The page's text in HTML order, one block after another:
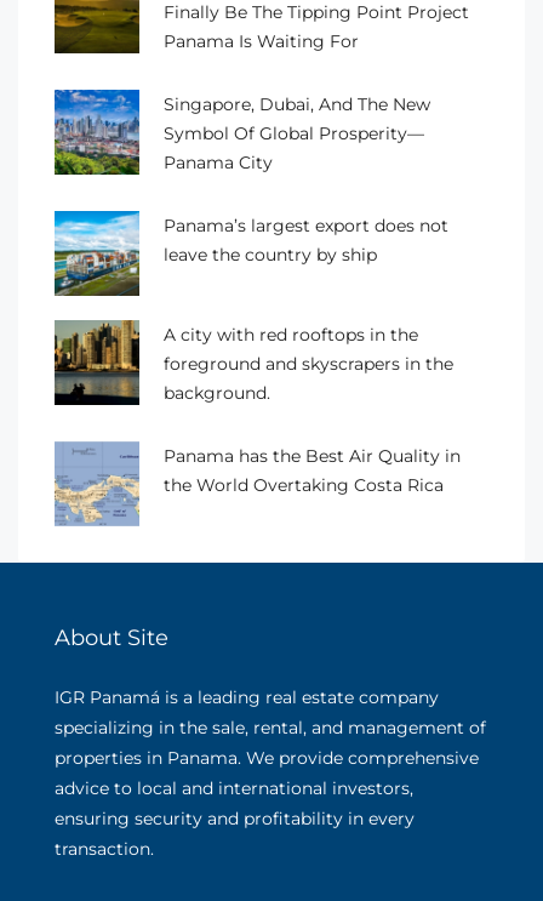
Finally Be The Tipping Point Project
Panama Is Waiting For
Singapore, Dubai, And The New
Symbol Of Global Prosperity—
Panama City
Panama’s largest export does not
leave the country by ship
A city with red rooftops in the
foreground and skyscrapers in the
background.
Panama has the Best Air Quality in
the World Overtaking Costa Rica
About Site
IGR Panamá is a leading real estate company
specializing in the sale, rental, and management of
properties in Panama. We provide comprehensive
advice to local and international investors,
ensuring security and profitability in every
transaction.